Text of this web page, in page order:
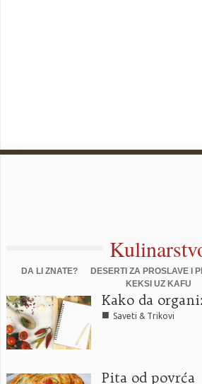
DA LI ZNATE? DESERTI ZA PROSLAVE I
KEKSI UZ KAFU
Kako da
■ Saveti & Trikovi
Pita od povrća